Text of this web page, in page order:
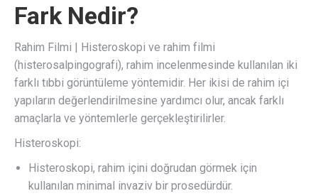
Fark Nedir?
Rahim Filmi | Histeroskopi ve rahim filmi
(histerosalpingografi), rahim incelenmesinde kullanılan iki
farklı tıbbi görüntüleme yöntemidir. Her ikisi de rahim içi
yapıların değerlendirilmesine yardımcı olur, ancak farklı
amaçlarla ve yöntemlerle gerçekleştirilirler.
Histeroskopi:
Histeroskopi, rahim içini doğrudan görmek için
kullanılan minimal invaziv bir prosedürdür.